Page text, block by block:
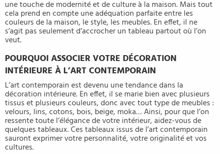
une touche de modernité et de culture à la maison. Mais tout
cela prend en compte une adéquation parfaite entre les
couleurs de la maison, le style, les meubles. En effet, il ne
s’agit pas seulement d’accrocher un tableau partout où l’on
veut.
POURQUOI ASSOCIER VOTRE DÉCORATION
INTÉRIEURE À L’ART CONTEMPORAIN
L’art contemporain est devenu une tendance dans la
décoration intérieure. En effet, il se marie bien avec plusieurs
tissus et plusieurs couleurs, donc avec tout type de meubles :
velours, lins, cotons, bois, beige, moka… Ainsi, pour que l’on
ressente toute l’élégance de votre intérieur, aidez-vous de
quelques tableaux. Ces tableaux issus de l’art contemporain
sauront exprimer votre personnalité, votre originalité et vos
cultures.